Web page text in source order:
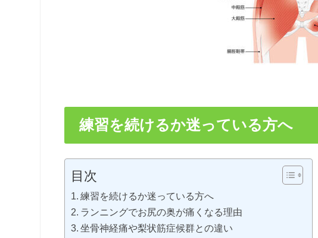
練習を続けるか迷っている方へ
目次
練習を続けるか迷っている方へ
ランニングでお尻の奥が痛くなる理由
坐骨神経痛や梨状筋症候群との違い